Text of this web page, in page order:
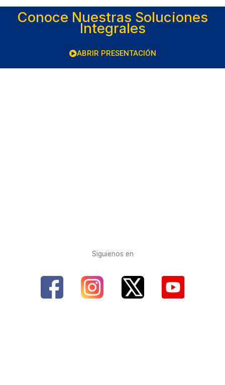
Conoce Nuestras Soluciones
Integrales
ABRIR PRESENTACIÓN
Siguienos en